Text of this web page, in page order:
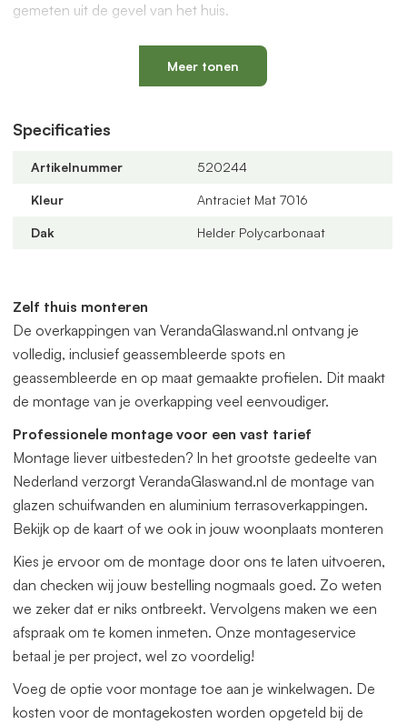
gemeten uit de gevel van het huis.
De overkapping is ook geschikt voor glazen schuifwanden
om een prachtige serre te maken. Dit en andere accessoires
vindt je bij de gerelateerde producten hieronder op deze
De overkapping wordt geleverd als compleet bouwpakket
met alle benodigde onderdelen zoals PVC bladvanger, PVC
meegeleverd.
Bestel via de webshop of vraag
offerte aan. Deze veranda kunnen wij gratis op maat
leveren. Zowel in de breedte als diepte. Het beste vraagt u
dan een offerte aan.
Meer tonen
Specificaties
Artikelnummer 520244
Kleur Antraciet Mat 7016
Dak Helder Polycarbonaat
Zelf thuis monteren
De overkappingen van VerandaGlaswand.nl ontvang je
volledig, inclusief geassembleerde spots en
geassembleerde en op maat gemaakte profielen. Dit maakt
de montage van je overkapping veel eenvoudiger.
Professionele montage voor een vast tarief
Montage liever uitbesteden? In het grootste gedeelte van
Nederland verzorgt VerandaGlaswand.nl de montage van
glazen schuifwanden en aluminium terrasoverkappingen.
Bekijk op de kaart of we ook in jouw woonplaats monteren
Kies je ervoor om de montage door ons te laten uitvoeren,
dan checken wij jouw bestelling nogmaals goed. Zo weten
we zeker dat er niks ontbreekt. Vervolgens maken we een
afspraak om te komen inmeten. Onze montageservice
betaal je per project, wel zo voordelig!
Voeg de optie voor montage toe aan je winkelwagen. De
kosten voor de montagekosten worden opgeteld bij de